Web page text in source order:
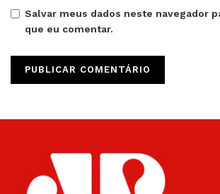
Salvar meus dados neste navegador
que eu comentar.